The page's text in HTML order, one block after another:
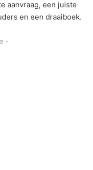
aanvraag, een juiste
en een draaiboek.
-